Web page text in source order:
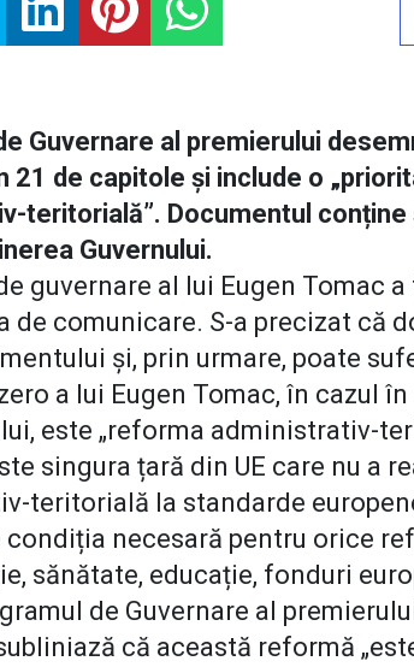
Guvernare al premierului
21 de capitole și include o
teritorială”. Documentul
Guvernului.
guvernare al lui Eugen Tomac
de comunicare. S-a precizat că
și, prin urmare, poate
a lui Eugen Tomac, în cazul
este „reforma administrativ-
singura țară din UE care nu a
teritorială la standarde
necesară pentru orice
sănătate, educație, fonduri
de Guvernare al
că această reformă